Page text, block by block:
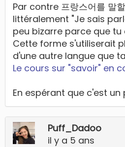
Par contre 프랑스어를 말
littéralement "Je sais
peu bizarre parce que
Cette forme s'utiliserait
d'une autre langue que
Le cours sur "savoir" en
En espérant que c'est un
Puff_Dadoo
il y a 5 ans